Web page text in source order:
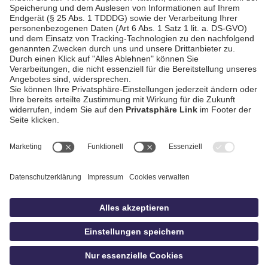
AGB / Gewinnspiele
Datenschutz
Impressum
idowa
Privatsphäre